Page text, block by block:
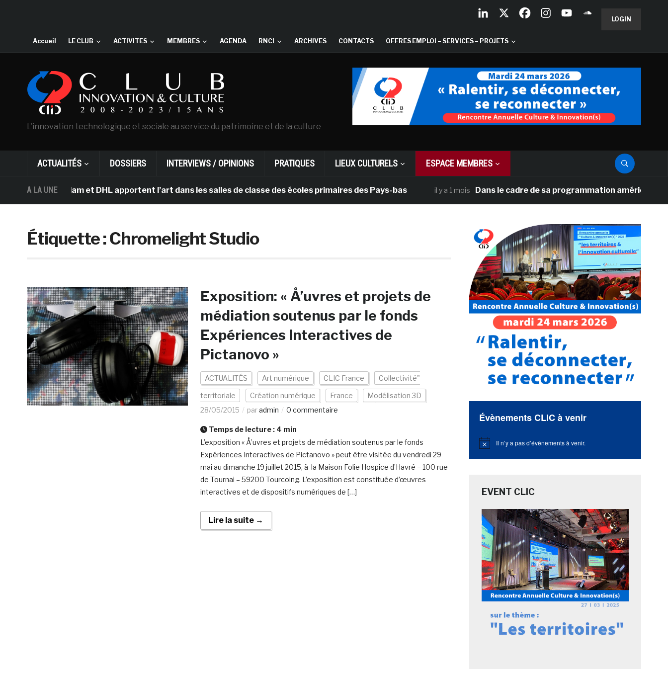
LOGIN
Accueil LE CLUB ACTIVITES MEMBRES AGENDA RNCI ARCHIVES CONTACTS OFFRES EMPLOI – SERVICES – PROJETS
L'innovation technologique et sociale au service du patrimoine et de la culture
ACTUALITÉS DOSSIERS INTERVIEWS / OPINIONS PRATIQUES LIEUX CULTURELS ESPACE MEMBRES
A LA UNE
d’Amsterdam et DHL apportent l’art dans les salles de classe des écoles primaires des Pays-bas il y a 1 mois Dans le cadre de sa programmation américaine,
Étiquette :Chromelight Studio
Exposition: « Å’uvres et projets de
médiation soutenus par le fonds
Expériences Interactives de
Pictanovo »
ACTUALITÉS Art numérique CLIC France Collectivité"
territoriale Création numérique France
Modélisation 3D
28/05/2015
paradmin 0 commentaire
Temps de lecture : 4 min
L’exposition « Å’uvres et projets de médiation soutenus par le fonds
Expériences Interactives de Pictanovo » peut être visitée du vendredi 29
mai au dimanche 19 juillet 2015, à la Maison Folie Hospice d’Havré – 100 rue
de Tournai – 59200 Tourcoing. L’exposition est constituée d’œuvres
interactives et de dispositifs numériques de […]
Lire la suite →
Évènements CLIC à venir
Notice Il n’y a pas d’évènements à venir.
EVENT CLIC